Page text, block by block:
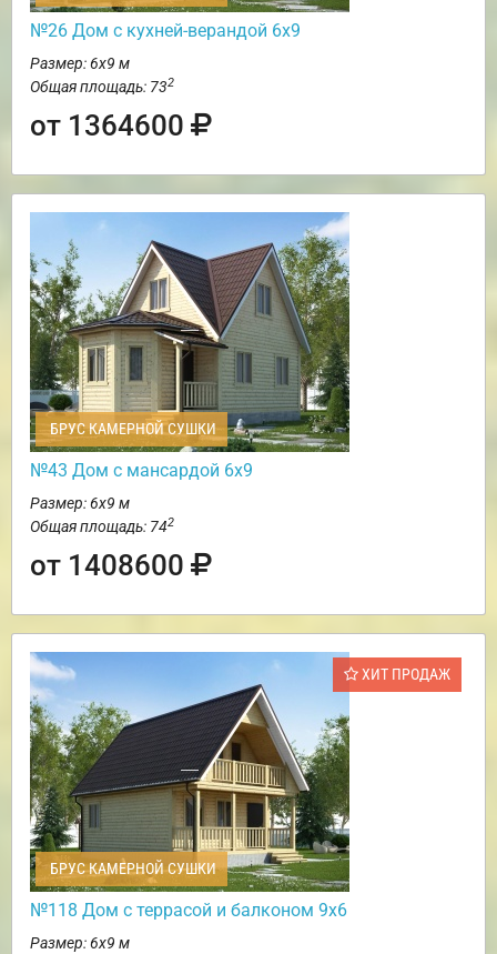
№26 Дом с кухней-верандой 6х9
Размер: 6х9 м
Общая площадь: 732
от 1364600
БРУС КАМЕРНОЙ СУШКИ
№43 Дом с мансардой 6х9
Размер: 6х9 м
Общая площадь: 742
от 1408600
ХИТ ПРОДАЖ
БРУС КАМЕРНОЙ СУШКИ
№118 Дом с террасой и балконом 9х6
Размер: 6х9 м